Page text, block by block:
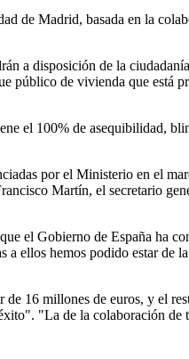
de Madrid, basada en la
a disposición de la
de vivienda que está
el 100% de asequibilidad,
por el Ministerio en el
Martín, el secretario
el Gobierno de España ha
ellos hemos podido estar de
16 millones de euros, y el
"La de la colaboración de